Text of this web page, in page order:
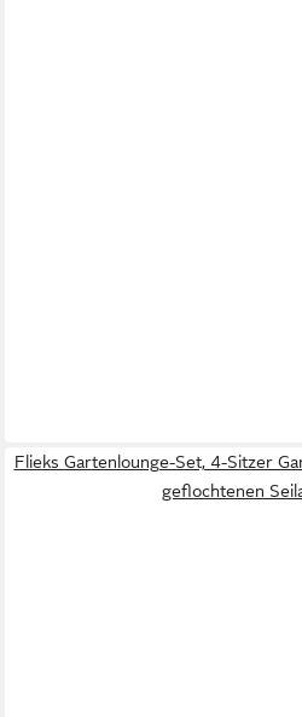
Flieks Gartenlounge-Set, 4-Sitzer
geflochtenen